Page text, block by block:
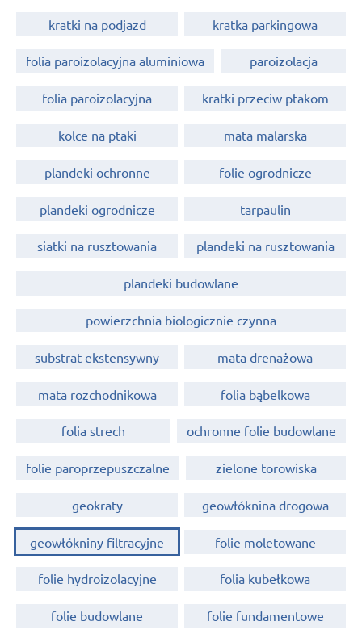
kratki na podjazd kratka parkingowa
folia paroizolacyjna aluminiowa paroizolacja
folia paroizolacyjna kratki przeciw ptakom
kolce na ptaki mata malarska
plandeki ochronne folie ogrodnicze
plandeki ogrodnicze tarpaulin
siatki na rusztowania plandeki na rusztowania
plandeki budowlane
powierzchnia biologicznie czynna
substrat ekstensywny mata drenażowa
mata rozchodnikowa folia bąbelkowa
folia strech ochronne folie budowlane
folie paroprzepuszczalne zielone torowiska
geokraty geowłóknina drogowa
geowłókniny filtracyjne folie moletowane
folie hydroizolacyjne folia kubełkowa
folie budowlane folie fundamentowe